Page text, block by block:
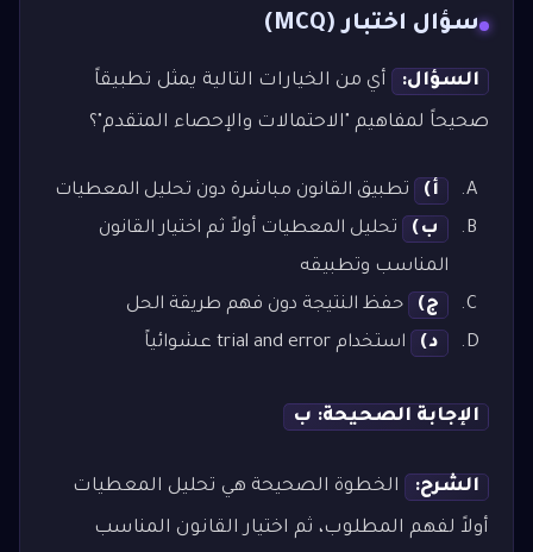
سؤال اختبار (MCQ)
السؤال: أي من الخيارات التالية يمثل تطبيقاً
صحيحاً لمفاهيم "الاحتمالات والإحصاء المتقدم"؟
أ)
تطبيق القانون مباشرة دون تحليل المعطيات
ب)
تحليل المعطيات أولاً ثم اختيار القانون
المناسب وتطبيقه
ج)
حفظ النتيجة دون فهم طريقة الحل
د)
استخدام trial and error عشوائياً
الإجابة الصحيحة: ب
الشرح: الخطوة الصحيحة هي تحليل المعطيات
أولاً لفهم المطلوب، ثم اختيار القانون المناسب